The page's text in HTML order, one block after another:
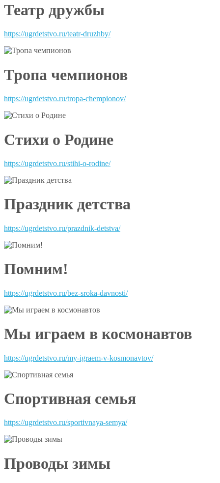
Театр дружбы
https://ugrdetstvo.ru/teatr-druzhby/
Тропа чемпионов
https://ugrdetstvo.ru/tropa-chempionov/
Стихи о Родине
https://ugrdetstvo.ru/stihi-o-rodine/
Праздник детства
https://ugrdetstvo.ru/prazdnik-detstva/
Помним!
https://ugrdetstvo.ru/bez-sroka-davnosti/
Мы играем в космонавтов
https://ugrdetstvo.ru/my-igraem-v-kosmonavtov/
Спортивная семья
https://ugrdetstvo.ru/sportivnaya-semya/
Проводы зимы